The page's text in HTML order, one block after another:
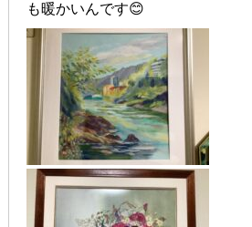
も暖かいんです😊